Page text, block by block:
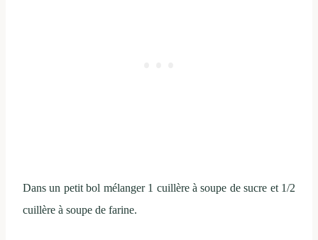
Dans un petit bol mélanger 1 cuillère à soupe de sucre et 1/2
cuillère à soupe de farine.